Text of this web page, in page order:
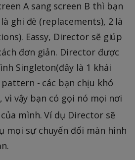
A sang screen B thì bạn
ghi đè (replacements), 2 là
Eassy, Director sẽ giúp
đơn giản. Director được
Singleton(đây là 1 khái
- các bạn chịu khó
vì vậy bạn có gọi nó mọi nơi
mình. Ví dụ Director sẽ
mọi sự chuyển đổi màn hình